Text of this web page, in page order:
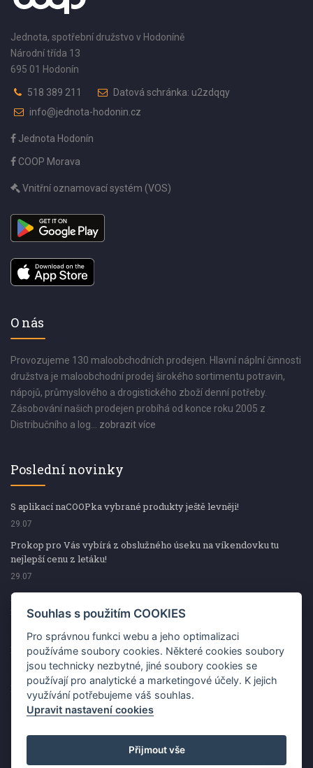
Jednota, spotřební družstvo v Hodoníně
Národní třída 13
695 01 Hodonín
518 389 211
Datová schránka: u2zdqqy
info@jednota-hodonin.cz
Jednota Hodonín
COOP Morava
Vnitřní oznamovací systém (VOS)
O nás
Provozujeme 130 maloobchodních prodejen. Hlavní náplní činnosti
družstva je maloobchodní prodej širokého sortimentu potravin,
nápojů, průmyslového a drogistického zboží denní potřeby.
Zásobování našich prodejen probíhá od konce roku 2005 z
Distribučního a log... zobrazit více
Poslední novinky
S aplikací naCOOPka vybrané produkty ještě levněji!
29.07
Prokop pro Vás vybírá z obslužného úseku na víkendovku tu
nejlepší cenu z letáku!
29.07
Prokop pro Vás vybírá z obslužného úseku na víkendovku tu
nejlepší cenu z letáku!
Kup špekáčky od Váhaly a vyhraj s naCOOPkou sekerku Fiskars
29.07
Prokop pro Vás vybírá na víkendovku ty nejlepší ceny z letáku!
29.07
Souhlas s použitím COOKIES
Pro správnou funkci webu a jeho optimalizaci
používáme soubory cookies. Některé cookies soubory
jsou technicky nezbytné, jiné soubory cookies se
používají pro analytické a marketingové účely. K jejich
využívání potřebujeme váš souhlas.
Upravit nastavení cookies
Přijmout vše